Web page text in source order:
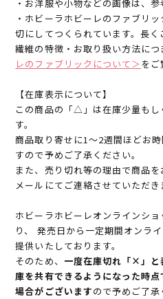
・お洋服や小物などの画像は、参
・ホビーラホビーレのファブリ
切にしてつくられています。長
繊維の特徴・お取り扱い方法につ
レのファブリックについて＞ をご
【在庫表示について】
この商品の「△」は在庫少量もし
す。
商品取り寄せに1～2週間ほどお
すので予めご了承ください。
また、売り切れ等の理由で商品
メールにてご連絡させていただき
ホビーラホビーレオンラインシ
り、 発売日から一定期間オンラ
提供いたしております。
そのため、 一度在庫切れ「×」と
庫を共有できるようになった時
場合がございますので予めご了承